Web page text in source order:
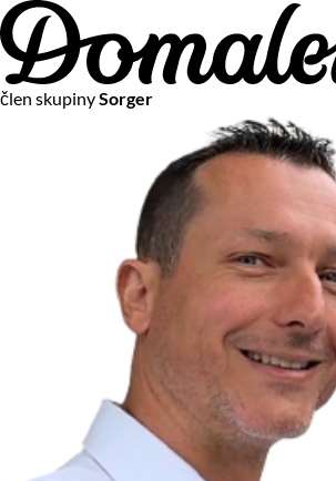
člen skupinySorger
Na vašom súkromí nám záleží
Chceme vám neustále poskytovať tie
Vzhľadom k platnej legislatíve od vás ale
s používaním súborov cookies.
Viac o personalizácii a meraní
Aby sme vedeli, čo sa deje na webových
vám mohli prispôsobiť ponuky na mieru či
používame cookies a taktiežslužby
Čo sú cookies?
Cookies sú malé textové súbory, ktoré
webovými stránkami, aby zefektívnili
Vďaka cookies vám môžeme ponúkať
naozaj hľadáte a chcete nájsť.
Kedykoľvek sa môžete slobodne
používania cookies chcete umožniť.